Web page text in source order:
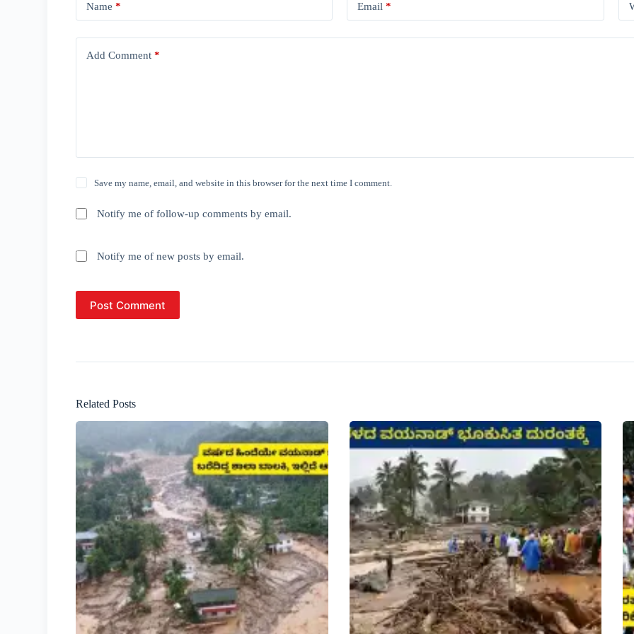
Name * Email *
Add Comment *
Save my name, email, and website in this browser for the next time I comment.
Notify me of follow-up comments by email.
Notify me of new posts by email.
Post Comment
Related Posts